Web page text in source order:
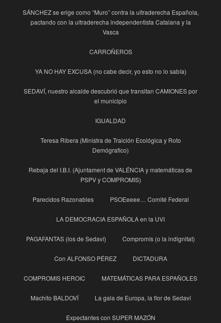
SÁNCHEZ se erige como “Muro” contra la ultraderecha Española,
pactando con la ultraderecha independentista Catalana y la
Vasca
CARROÑEROS
YA NO HAY EXCUSA (no cabe decir, yo esto no lo sabía)
SEDAVÍ, nuestro alcalde descubrió que transitan CAMIONES por
el municipio
IGUALDAD
Teresa Ribera (Ministra de Traición Ecológica y Roto
Demógrafico)
Rebaja del I.B.I. (Ajuntament de VALÉNCIA y matemáticas de
PSPV y COMPROMIS)
Parecidos Razonables PSOEeeee… Comité Federal
LA DEMOCRACIA ESPAÑOLA en la UVI
PAGAFANTAS (los de Sedaví) Compromís (o la indignitat)
Con ALFONSO PÉREZ DICTADURA
COMPROMIS HEROIC MATEMÁTICAS PARA ESPAÑOLES
Machito BALDOVÍ La gala de Europa, la flor de Sedaví
Expectantes con SUPER MAZÓN